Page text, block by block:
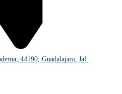
44190, Guadalajara, Jal.